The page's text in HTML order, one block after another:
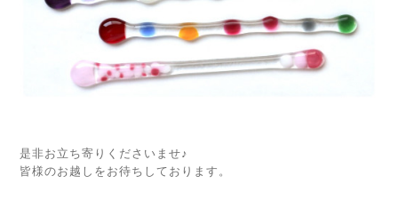
是非お立ち寄りくださいませ♪
皆様のお越しをお待ちしております。